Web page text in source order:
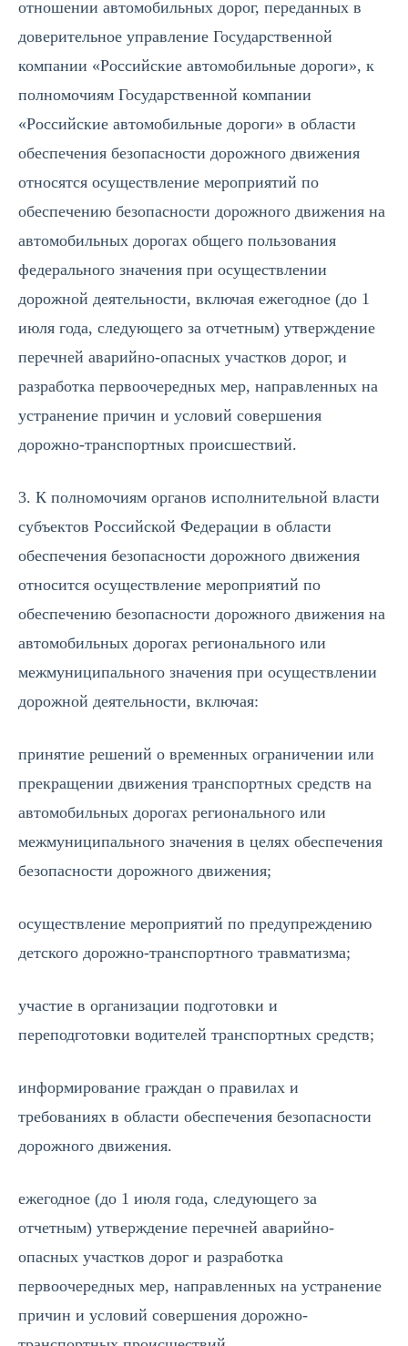
отношении автомобильных дорог, переданных в
доверительное управление Государственной
компании «Российские автомобильные дороги», к
полномочиям Государственной компании
«Российские автомобильные дороги» в области
обеспечения безопасности дорожного движения
относятся осуществление мероприятий по
обеспечению безопасности дорожного движения на
автомобильных дорогах общего пользования
федерального значения при осуществлении
дорожной деятельности, включая ежегодное (до 1
июля года, следующего за отчетным) утверждение
перечней аварийно-опасных участков дорог, и
разработка первоочередных мер, направленных на
устранение причин и условий совершения
дорожно-транспортных происшествий.
3. К полномочиям органов исполнительной власти
субъектов Российской Федерации в области
обеспечения безопасности дорожного движения
относится осуществление мероприятий по
обеспечению безопасности дорожного движения на
автомобильных дорогах регионального или
межмуниципального значения при осуществлении
дорожной деятельности, включая:
принятие решений о временных ограничении или
прекращении движения транспортных средств на
автомобильных дорогах регионального или
межмуниципального значения в целях обеспечения
безопасности дорожного движения;
осуществление мероприятий по предупреждению
детского дорожно-транспортного травматизма;
участие в организации подготовки и
переподготовки водителей транспортных средств;
информирование граждан о правилах и
требованиях в области обеспечения безопасности
дорожного движения.
ежегодное (до 1 июля года, следующего за
отчетным) утверждение перечней аварийно-
опасных участков дорог и разработка
первоочередных мер, направленных на устранение
причин и условий совершения дорожно-